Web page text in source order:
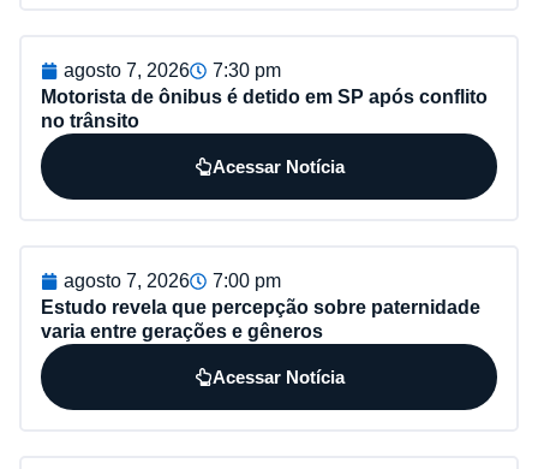
agosto 7, 2026
7:30 pm
Motorista de ônibus é detido em SP após conflito
no trânsito
Acessar Notícia
agosto 7, 2026
7:00 pm
Estudo revela que percepção sobre paternidade
varia entre gerações e gêneros
Acessar Notícia